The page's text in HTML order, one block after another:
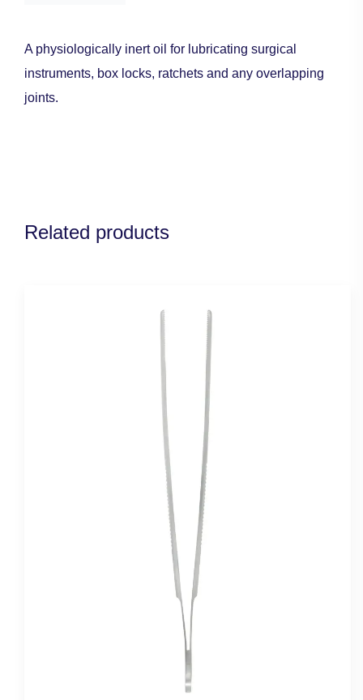
A physiologically inert oil for lubricating surgical
instruments, box locks, ratchets and any overlapping
joints.
Related products